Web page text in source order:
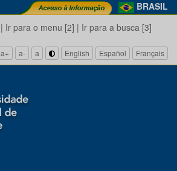
BRASIL
| Ir para o menu [2] | Ir para a busca [3]
a+ a- a English Español Français